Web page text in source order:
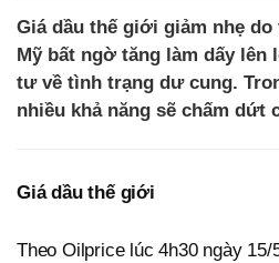
Giá dầu thế giới giảm nhẹ
Mỹ bất ngờ tăng làm dấy lên
tư về tình trạng dư cung.
nhiều khả năng sẽ chấm dứt
Giá dầu thế giới
Theo Oilprice lúc 4h30 ngày